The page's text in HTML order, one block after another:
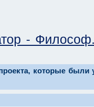
-
которые были